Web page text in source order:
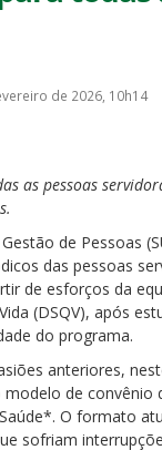
de 2026, 10h14
as pessoas
de Pessoas
das pessoas
de esforços da
(DSQV), após
do programa.
anteriores,
de convênio
O formato
sofriam